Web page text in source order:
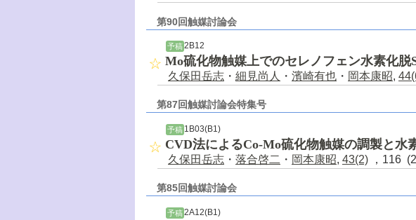
第90回触媒討論会
予稿 2B12
Mo硫化物触媒上でのセレノフェン水素化脱
久保田岳志 ・ 細見尚人 ・ 濱崎有也 ・ 岡本康昭,
第87回触媒討論会特集号
予稿 1B03(B1)
CVD法によるCo-Mo硫化物触媒の調製と水
久保田岳志 ・ 落合啓二 ・ 岡本康昭, 43(2) ，116
第85回触媒討論会
予稿2A12(B1)